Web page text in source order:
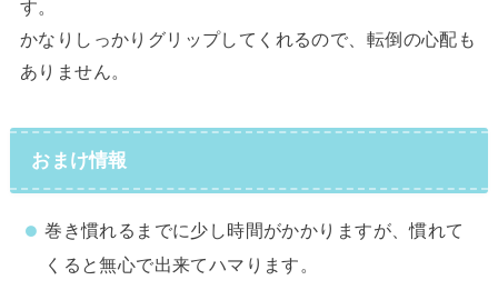
す。
かなりしっかりグリップしてくれるので、転倒の心配も
ありません。
おまけ情報
巻き慣れるまでに少し時間がかかりますが、慣れて
くると無心で出来てハマります。